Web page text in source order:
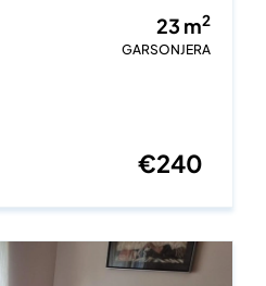
23 m2
GARSONJERA
€240